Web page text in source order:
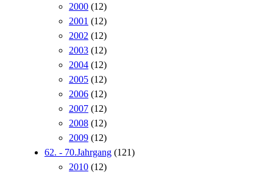
2000 (12)
2001 (12)
2002 (12)
2003 (12)
2004 (12)
2005 (12)
2006 (12)
2007 (12)
2008 (12)
2009 (12)
62. - 70.Jahrgang (121)
2010 (12)